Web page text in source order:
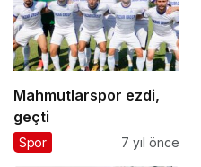
Mahmutlarspor ezdi,
geçti
Spor 7 yıl önce